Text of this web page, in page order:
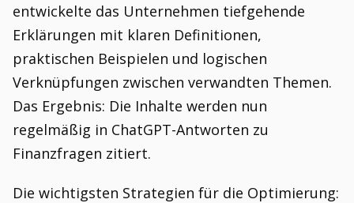
entwickelte das Unternehmen tiefgehende
Erklärungen mit klaren Definitionen,
praktischen Beispielen und logischen
Verknüpfungen zwischen verwandten Themen.
Das Ergebnis: Die Inhalte werden nun
regelmäßig in ChatGPT-Antworten zu
Finanzfragen zitiert.
Die wichtigsten Strategien für die Optimierung: